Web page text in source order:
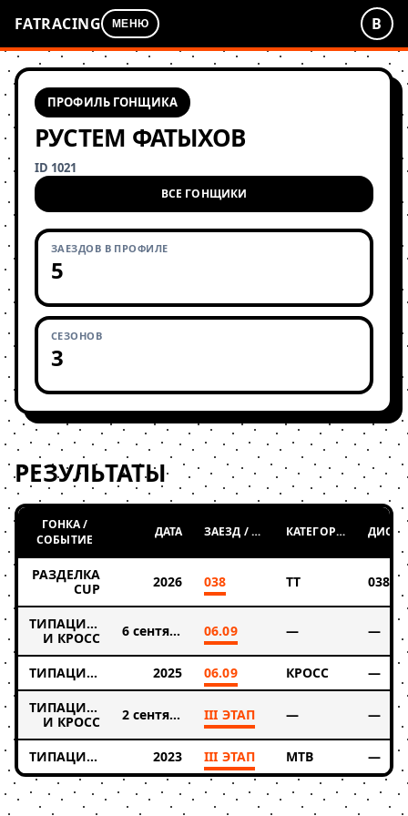
FATRACING МЕНЮ В
ПРОФИЛЬ ГОНЩИКА
РУСТЕМ ФАТЫХОВ
ID 1021
ВСЕ ГОНЩИКИ
ЗАЕЗДОВ В ПРОФИЛЕ
5
СЕЗОНОВ
3
РЕЗУЛЬТАТЫ
ГОНКА /
СОБЫТИЕ
ДАТА ЗАЕЗД / ТАБЛИЦА КАТЕГОРИЯ
РАЗДЕЛКА
CUP
2026 038 ТТ 038
ТИПАЦИКЛОКРОСС
И КРОСС
6 сентября 2025 06.09 — —
ТИПАЦИКЛОКРОСС 2025 06.09 КРОСС
—
ТИПАЦИКЛОКРОСС
И КРОСС
2 сентября 2023 III ЭТАП — —
ТИПАЦИКЛОКРОСС 2023 III ЭТАП MTB —